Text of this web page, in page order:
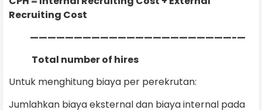
Recruiting Cost
———————————————————————-—
Total number of hires
Untuk menghitung biaya per perekrutan:
Jumlahkan biaya eksternal dan biaya internal pada